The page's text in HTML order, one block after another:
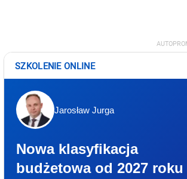
SZKOLENIE ONLINE
Jarosław Jurga
Nowa klasyfikacja
budżetowa od 2027 roku